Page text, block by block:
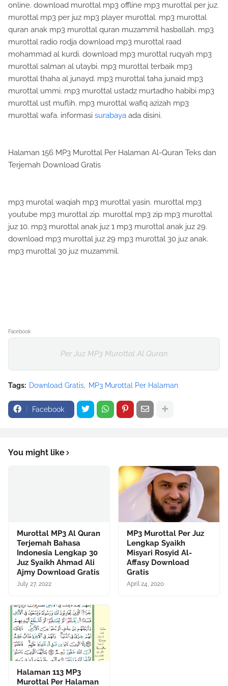
online. download murottal mp3 offline mp3 murottal per juz.
murottal mp3 per juz mp3 player murottal. mp3 murottal
quran anak mp3 murottal quran muzammil hasballah. mp3
murottal radio rodja download mp3 murottal raad
mohammad al kurdi. download mp3 murottal ruqyah mp3
murottal salman al utaybi. mp3 murottal terbaik mp3
murottal thaha al junayd. mp3 murottal taha junaid mp3
murottal ummi. mp3 murottal ustadz murtadho habibi mp3
murottal ust muflih. mp3 murottal wafiq azizah mp3
murottal wafa. informasi surabaya ada disini.
Halaman 156 MP3 Murottal Per Halaman Al-Quran Teks dan
Terjemah Download Gratis
mp3 murotal waqiah mp3 murottal yasin. murottal mp3
youtube mp3 murottal zip. murottal mp3 zip mp3 murottal
juz 10. mp3 murottal anak juz 1 mp3 murottal anak juz 29.
download mp3 murottal juz 29 mp3 murottal 30 juz anak.
mp3 murottal 30 juz muzammil.
Facebook
Per Juz MP3 Murottal Al Quran
Tags: Download Gratis MP3 Murottal Per Halaman
Facebook
You might like
Murottal MP3 Al Quran
Terjemah Bahasa
Indonesia Lengkap 30
Juz Syaikh Ahmad Ali
Ajmy Download Gratis
July 27, 2022
MP3 Murottal Per Juz
Lengkap Syaikh
Misyari Rosyid Al-
Affasy Download
Gratis
April 24, 2020
Halaman 113 MP3
Murottal Per Halaman